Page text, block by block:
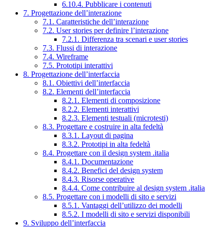
6.10.4. Pubblicare i contenuti
7. Progettazione dell’interazione
7.1. Caratteristiche dell’interazione
7.2. User stories per definire l’interazione
7.2.1. Differenza tra scenari e user stories
7.3. Flussi di interazione
7.4. Wireframe
7.5. Prototipi interattivi
8. Progettazione dell’interfaccia
8.1. Obiettivi dell’interfaccia
8.2. Elementi dell’interfaccia
8.2.1. Elementi di composizione
8.2.2. Elementi interattivi
8.2.3. Elementi testuali (microtesti)
8.3. Progettare e costruire in alta fedeltà
8.3.1. Layout di pagina
8.3.2. Prototipi in alta fedeltà
8.4. Progettare con il design system .italia
8.4.1. Documentazione
8.4.2. Benefici del design system
8.4.3. Risorse operative
8.4.4. Come contribuire al design system .italia
8.5. Progettare con i modelli di sito e servizi
8.5.1. Vantaggi dell’utilizzo dei modelli
8.5.2. I modelli di sito e servizi disponibili
9. Sviluppo dell’interfaccia